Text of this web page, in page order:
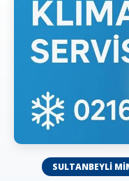
SULTANBEYLI